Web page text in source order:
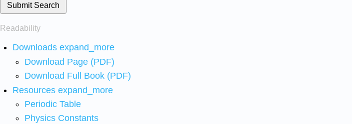
Submit Search
Readability
Downloads expand_more
Download Page (PDF)
Download Full Book (PDF)
Resources expand_more
Periodic Table
Physics Constants